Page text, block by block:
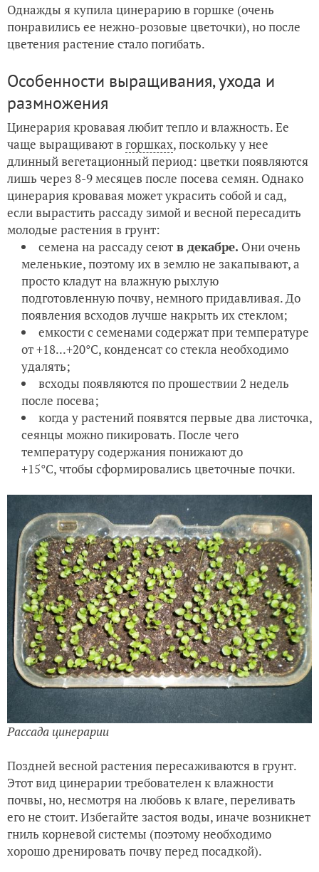
Однажды я купила цинерарию в горшке (очень
понравились ее нежно-розовые цветочки), но после
цветения растение стало погибать.
Особенности выращивания, ухода и
размножения
Цинерария кровавая любит тепло и влажность. Ее
чаще выращивают вгоршках, поскольку у нее
длинный вегетационный период: цветки появляются
лишь через 8-9 месяцев после посева семян. Однако
цинерария кровавая может украсить собой и сад,
если вырастить рассаду зимой и весной пересадить
молодые растения в грунт:
семена на рассаду сеют в декабре. Они очень
меленькие, поэтому их в землю не закапывают, а
просто кладут на влажную рыхлую
подготовленную почву, немного придавливая. До
появления всходов лучше накрыть их стеклом;
емкости с семенами содержат при температуре
от +18...+20°С, конденсат со стекла необходимо
удалять;
всходы появляются по прошествии 2 недель
после посева;
когда у растений появятся первые два листочка,
сеянцы можно пикировать. После чего
температуру содержания понижают до
+15°С, чтобы сформировались цветочные почки.
Рассада цинерарии
Поздней весной растения пересаживаются в грунт.
Этот вид цинерарии требователен к влажности
почвы, но, несмотря на любовь к влаге, переливать
его не стоит. Избегайте застоя воды, иначе возникнет
гниль корневой системы (поэтому необходимо
хорошо дренировать почву перед посадкой).